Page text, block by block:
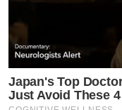
Japan's Top
Just Avoid These